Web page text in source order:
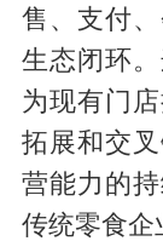
售、支付
生态闭环
为现有门
拓展和交
营能力的
传统零食企